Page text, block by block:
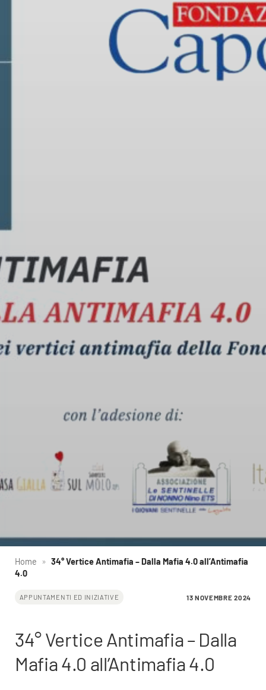
Home » 34° Vertice Antimafia – Dalla Mafia 4.0 all’Antimafia
4.0
APPUNTAMENTI ED INIZIATIVE 13 NOVEMBRE 2024
34° Vertice Antimafia – Dalla
Mafia 4.0 all’Antimafia 4.0